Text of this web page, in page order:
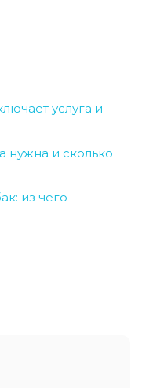
услуга и
нужна и сколько
из чего